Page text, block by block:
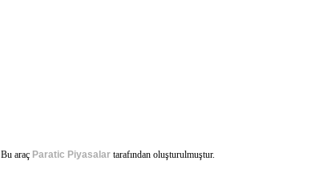
Bu araç Paratic Piyasalar tarafından oluşturulmuştur.